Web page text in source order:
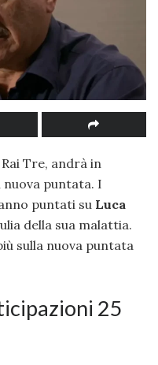
Tre, andrà in
nuova puntata. I
puntati su Luca
della sua malattia.
sulla nuova puntata
25